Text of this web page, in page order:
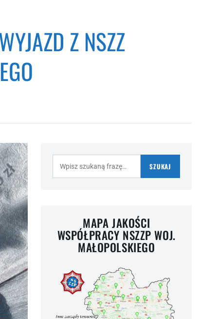
Z NSZZ
SZUKAJ
MAPA JAKOŚCI
WSPÓŁPRACY NSZZP WOJ.
MAŁOPOLSKIEGO